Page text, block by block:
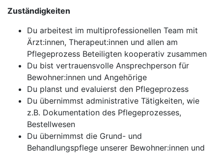
Zuständigkeiten
Du arbeitest im multiprofessionellen Team mit
Ärzt:innen, Therapeut:innen und allen am
Pflegeprozess Beteiligten kooperativ zusammen
Du bist vertrauensvolle Ansprechperson für
Bewohner:innen und Angehörige
Du planst und evaluierst den Pflegeprozess
Du übernimmst administrative Tätigkeiten, wie
z.B. Dokumentation des Pflegeprozesses,
Bestellwesen
Du übernimmst die Grund- und
Behandlungspflege unserer Bewohner:innen und